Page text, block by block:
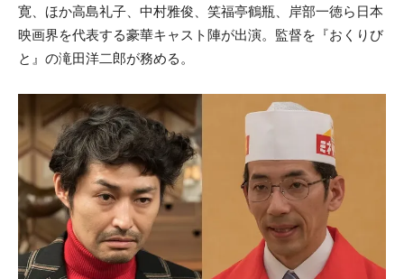
寛、ほか高島礼子、中村雅俊、笑福亭鶴瓶、岸部一徳ら日本
映画界を代表する豪華キャスト陣が出演。監督を『おくりび
と』の滝田洋二郎が務める。